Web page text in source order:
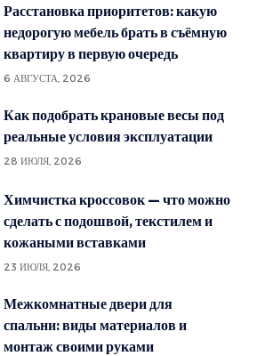
Расстановка приоритетов: какую
недорогую мебель брать в съёмную
квартиру в первую очередь
6 АВГУСТА, 2026
Как подобрать крановые весы под
реальные условия эксплуатации
28 ИЮЛЯ, 2026
Химчистка кроссовок — что можно
сделать с подошвой, текстилем и
кожаными вставками
23 ИЮЛЯ, 2026
Межкомнатные двери для
спальни: виды материалов и
монтаж своими руками